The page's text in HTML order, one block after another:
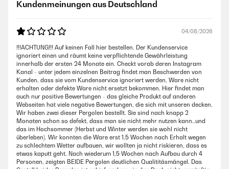
Kundenmeinungen aus Deutschland
04/08/2026
!!!ACHTUNG!!! Auf keinen Fall hier bestellen. Der Kundenservice
ignoriert einen und räumt keine verpflichtende Gewährleistung
innerhalb der ersten 24 Monate ein. Checkt vorab deren Instagram
Kanal - unter jedem einzelnen Beitrag findet man Beschwerden von
Kunden, dass sie vom Kundenservice ignoriert werden, Ware nicht
erhalten oder defekte Ware nicht ersetzt bekommen. Hier findet man
auch nur positive Bewertungen - das gleiche Produkt auf anderen
Webseiten hat viele negative Bewertungen, die sich mit unseren decken.
Wir haben zwei dieser Pergolen bestellt. Sie sind nach knapp 2
Monaten schon so defekt, dass man sie nicht mehr nutzen kann..und
das im Hochsommer (Herbst und Winter werden sie wohl nicht
überleben). Wir konnten die Ware erst 1,5 Wochen nach Erhalt wegen
zu schlechtem Wetter aufbauen, wir wollten ja nicht riskieren, dass es
etwas kaputt geht. Nach wiederum 1,5 Wochen nach Aufbau durch 4
Personen, zeigten BEIDE Pergolen deutlichen Qualititäsmängel. Das